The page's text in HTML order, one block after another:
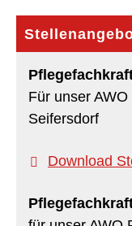
Für unser
Seifersdorf
Download